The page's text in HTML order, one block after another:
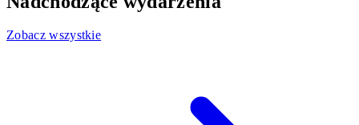
Zobacz wszystkie